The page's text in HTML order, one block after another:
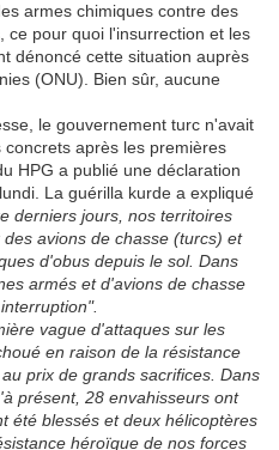
armes chimiques contre des
ce pour quoi l'insurrection et les
dénoncé cette situation auprès
(ONU). Bien sûr, aucune
le gouvernement turc n'avait
après les premières
HPG a publié une déclaration
La guérilla kurde a expliqué
derniers jours, nos territoires
avions de chasse (turcs) et
d'obus depuis le sol. Dans
armés et d'avions de chasse
vague d'attaques sur les
en raison de la résistance
prix de grands sacrifices. Dans
présent, 28 envahisseurs ont
été blessés et deux hélicoptères
héroïque de nos forces